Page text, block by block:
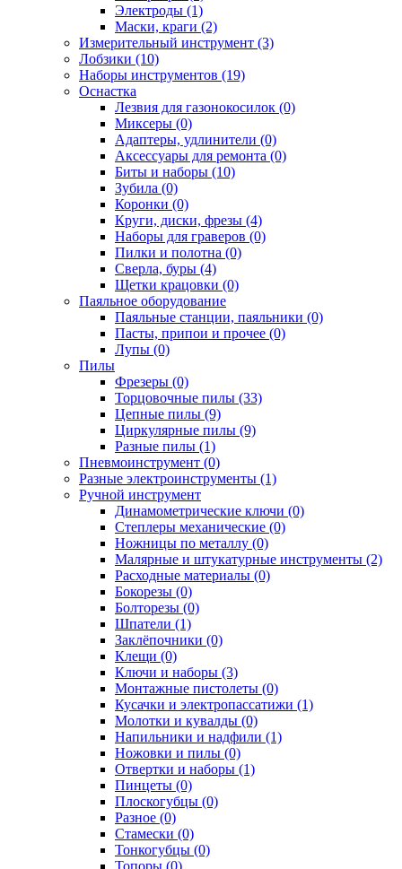
Электроды (1)
Маски, краги (2)
Измерительный инструмент (3)
Лобзики (10)
Наборы инструментов (19)
Оснастка
Лезвия для газонокосилок (0)
Миксеры (0)
Адаптеры, удлинители (0)
Аксессуары для ремонта (0)
Биты и наборы (10)
Зубила (0)
Коронки (0)
Круги, диски, фрезы (4)
Наборы для граверов (0)
Пилки и полотна (0)
Сверла, буры (4)
Щетки крацовки (0)
Паяльное оборудование
Паяльные станции, паяльники (0)
Пасты, припои и прочее (0)
Лупы (0)
Пилы
Фрезеры (0)
Торцовочные пилы (33)
Цепные пилы (9)
Циркулярные пилы (9)
Разные пилы (1)
Пневмоинструмент (0)
Разные электроинструменты (1)
Ручной инструмент
Динамометрические ключи (0)
Степлеры механические (0)
Ножницы по металлу (0)
Малярные и штукатурные инструменты (2)
Расходные материалы (0)
Бокорезы (0)
Болторезы (0)
Шпатели (1)
Заклёпочники (0)
Клещи (0)
Ключи и наборы (3)
Монтажные пистолеты (0)
Кусачки и электропассатижи (1)
Молотки и кувалды (0)
Напильники и надфили (1)
Ножовки и пилы (0)
Отвертки и наборы (1)
Пинцеты (0)
Плоскогубцы (0)
Разное (0)
Стамески (0)
Тонкогубцы (0)